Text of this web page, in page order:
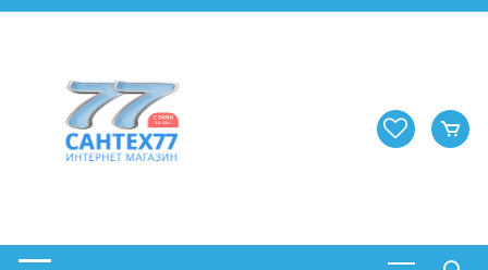
Перейти